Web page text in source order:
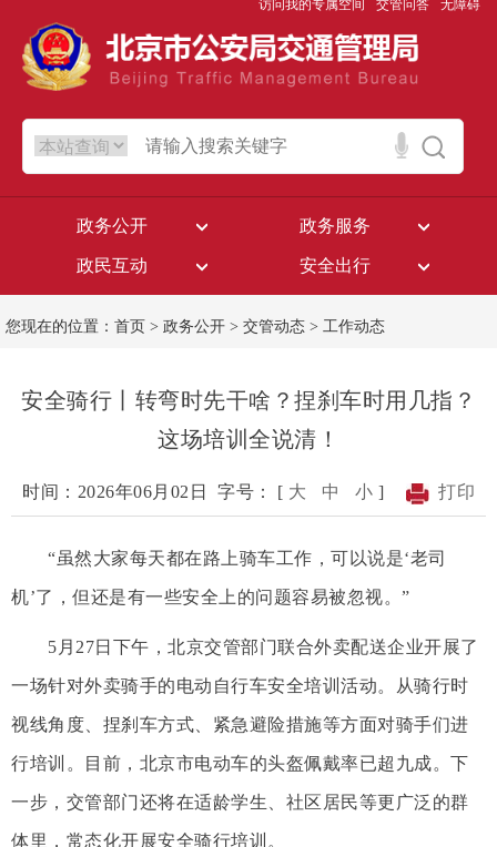
访问我的专属空间 交管问答 无障碍
政务公开 政务服务
政民互动 安全出行
您现在的位置： 首页 > 政务公开 > 交管动态 > 工作动态
安全骑行丨转弯时先干啥？捏刹车时用几指？
这场培训全说清！
时间：2026年06月02日 字号： [ 大 中 小 ] 打印
“虽然大家每天都在路上骑车工作，可以说是‘老司
机’了，但还是有一些安全上的问题容易被忽视。”
5月27日下午，北京交管部门联合外卖配送企业开展了
一场针对外卖骑手的电动自行车安全培训活动。从骑行时
视线角度、捏刹车方式、紧急避险措施等方面对骑手们进
行培训。目前，北京市电动车的头盔佩戴率已超九成。下
一步，交管部门还将在适龄学生、社区居民等更广泛的群
体里，常态化开展安全骑行培训。